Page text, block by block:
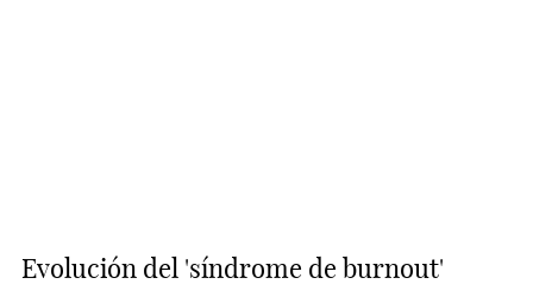
Evolución del 'síndrome de burnout'